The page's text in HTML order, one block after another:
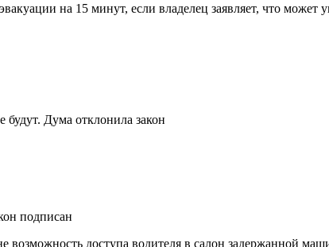
на 15 минут, если владелец заявляет, что
Дума отклонила закон
подписан
возможность доступа водителя в салон задержанной